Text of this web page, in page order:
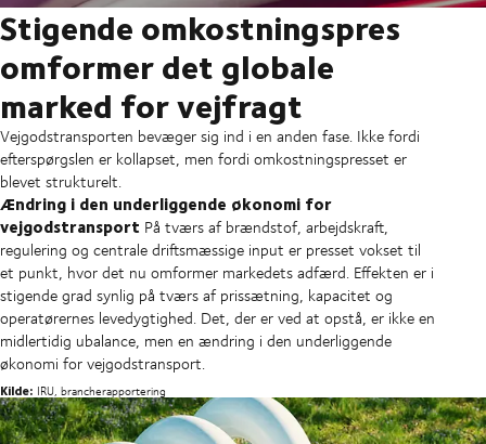
Stigende omkostningspres
omformer det globale
marked for vejfragt
Vejgodstransporten bevæger sig ind i en anden fase. Ikke fordi
efterspørgslen er kollapset, men fordi omkostningspresset er
blevet strukturelt.
Ændring i den underliggende økonomi for
vejgodstransport På tværs af brændstof, arbejdskraft,
regulering og centrale driftsmæssige input er presset vokset til
et punkt, hvor det nu omformer markedets adfærd. Effekten er i
stigende grad synlig på tværs af prissætning, kapacitet og
operatørernes levedygtighed. Det, der er ved at opstå, er ikke en
midlertidig ubalance, men en ændring i den underliggende
økonomi for vejgodstransport.
Kilde: IRU, brancherapportering